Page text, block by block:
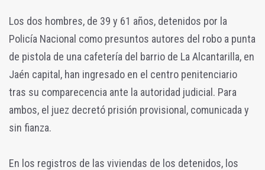
Los dos hombres, de 39 y 61 años, detenidos por la
Policía Nacional como presuntos autores del robo a punta
de pistola de una cafetería del barrio de La Alcantarilla, en
Jaén capital, han ingresado en el centro penitenciario
tras su comparecencia ante la autoridad judicial. Para
ambos, el juez decretó prisión provisional, comunicada y
sin fianza.
En los registros de las viviendas de los detenidos, los